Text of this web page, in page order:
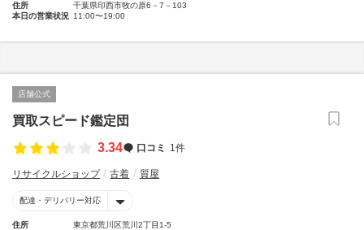
住所
千葉県印西市牧の原6－7－103
本日の営業状況 11:00〜19:00
店舗公式
買取スピード鑑定団
3.34
口コミ 1件
リサイクルショップ 古着 質屋
配達・デリバリー対応
住所
東京都荒川区荒川2丁目1-5